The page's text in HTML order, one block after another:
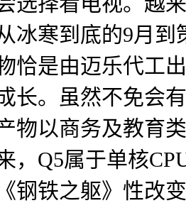
冰寒到底的9月
恰是由迈乐代工
长。虽然不免会
物以商务及教育
，Q5属于单核
钢铁之躯》性改